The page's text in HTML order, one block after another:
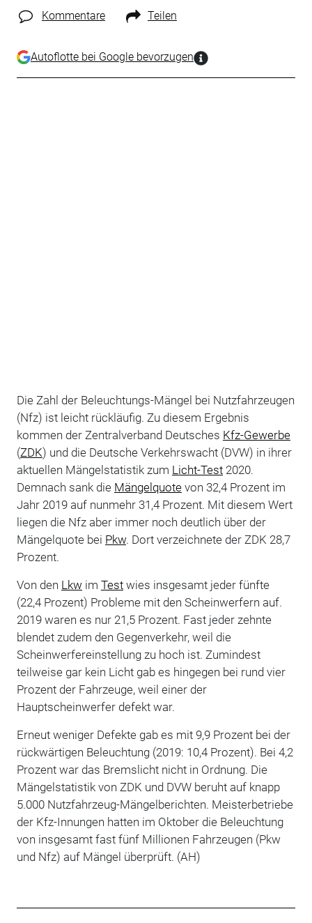
Kommentare Teilen
Autoflotte bei Google bevorzugen
Die Zahl der Beleuchtungs-Mängel bei Nutzfahrzeugen
(Nfz) ist leicht rückläufig. Zu diesem Ergebnis
kommen der Zentralverband Deutsches Kfz-Gewerbe
(ZDK) und die Deutsche Verkehrswacht (DVW) in ihrer
aktuellen Mängelstatistik zum Licht-Test2020.
Demnach sank die Mängelquotevon 32,4 Prozent im
Jahr 2019 auf nunmehr 31,4 Prozent. Mit diesem Wert
liegen die Nfz aber immer noch deutlich über der
Mängelquote bei Pkw. Dort verzeichnete der ZDK 28,7
Prozent.
Von den Lkw im Testwies insgesamt jeder fünfte
(22,4 Prozent) Probleme mit den Scheinwerfern auf.
2019 waren es nur 21,5 Prozent. Fast jeder zehnte
blendet zudem den Gegenverkehr, weil die
Scheinwerfereinstellung zu hoch ist. Zumindest
teilweise gar kein Licht gab es hingegen bei rund vier
Prozent der Fahrzeuge, weil einer der
Hauptscheinwerfer defekt war.
Erneut weniger Defekte gab es mit 9,9 Prozent bei der
rückwärtigen Beleuchtung (2019: 10,4 Prozent). Bei 4,2
Prozent war das Bremslicht nicht in Ordnung. Die
Mängelstatistik von ZDK und DVW beruht auf knapp
5.000 Nutzfahrzeug-Mängelberichten. Meisterbetriebe
der Kfz-Innungen hatten im Oktober die Beleuchtung
von insgesamt fast fünf Millionen Fahrzeugen (Pkw
und Nfz) auf Mängel überprüft. (AH)